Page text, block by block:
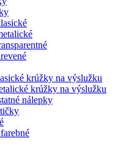
krúžky na výslužku
krúžky na výslužku
nálepky